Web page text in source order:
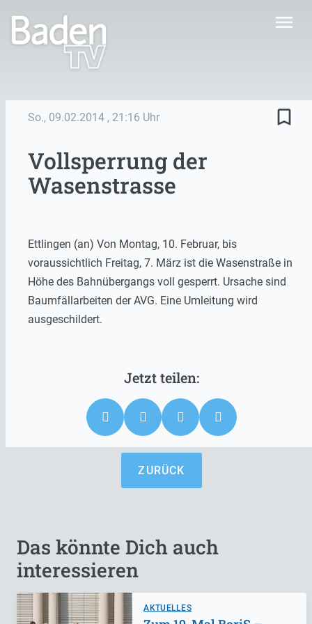
menu
So., 09.02.2014 , 21:16 Uhr bookmark_border
Vollsperrung der
Wasenstrasse
Ettlingen (an) Von Montag, 10. Februar, bis
voraussichtlich Freitag, 7. März ist die Wasenstraße in
Höhe des Bahnübergangs voll gesperrt. Ursache sind
Baumfällarbeiten der AVG. Eine Umleitung wird
ausgeschildert.
ZURÜCK
Das könnte Dich auch
interessieren
AKTUELLES